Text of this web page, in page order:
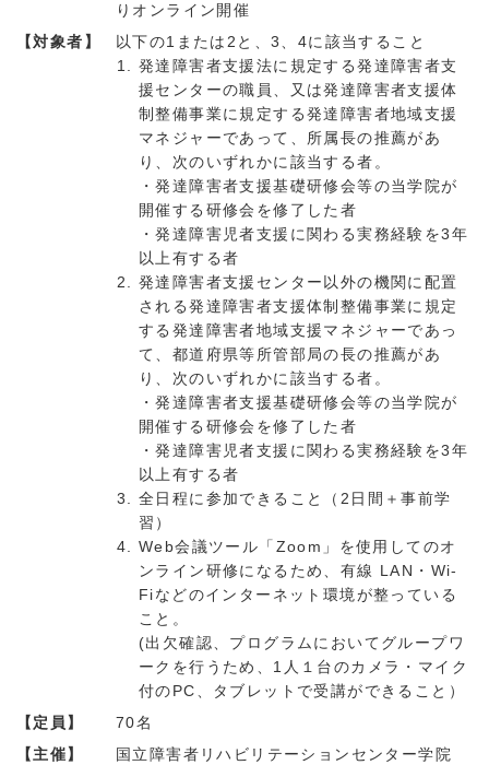
りオンライン開催
【対象者】
以下の1または2と、3、4に該当すること
発達障害者支援法に規定する発達障害者支
援センターの職員、又は発達障害者支援体
制整備事業に規定する発達障害者地域支援
マネジャーであって、所属長の推薦があ
り、次のいずれかに該当する者。
・発達障害者支援基礎研修会等の当学院が
開催する研修会を修了した者
・発達障害児者支援に関わる実務経験を3年
以上有する者
発達障害者支援センター以外の機関に配置
される発達障害者支援体制整備事業に規定
する発達障害者地域支援マネジャーであっ
て、都道府県等所管部局の長の推薦があ
り、次のいずれかに該当する者。
・発達障害者支援基礎研修会等の当学院が
開催する研修会を修了した者
・発達障害児者支援に関わる実務経験を3年
以上有する者
全日程に参加できること（2日間＋事前学
習）
Web会議ツール「Zoom」を使用してのオ
ンライン研修になるため、有線 LAN・Wi-
Fiなどのインターネット環境が整っている
こと。
(出欠確認、プログラムにおいてグループワ
ークを行うため、1人１台のカメラ・マイク
付のPC、タブレットで受講ができること）
【定員】
70名
【主催】
国立障害者リハビリテーションセンター学院